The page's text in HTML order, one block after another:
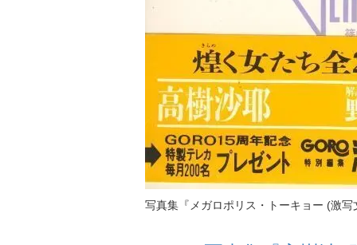
写真集『メガロポリス・トーキョー (激